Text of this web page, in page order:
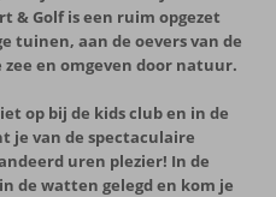
& Golf is een ruim opgezet
tuinen, aan de oevers van de
en omgeven door natuur.
op bij de kids club en in de
je van de spectaculaire
uren plezier! In de
de watten gelegd en kom je